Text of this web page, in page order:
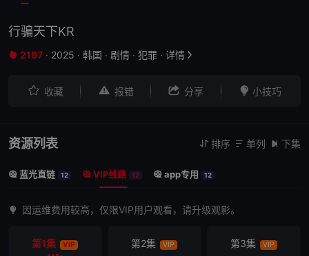
行骗天下KR
 2197 · 2025 · 韩国 · 剧情 · 犯罪 · 详情 
 收藏  报错  分享  小技巧
资源列表  排序  单列  下集
 蓝光直链 12  VIP线路 12  app专用 12
因运维费用较高，仅限VIP用户观看，请升级观影。
第1集 VIP 第2集 VIP 第3集 VIP